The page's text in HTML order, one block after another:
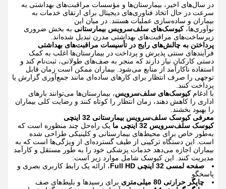
در سال‌های اخیر، بیمارستان‌ها و مؤسسات مراقبت‌های بهداشتی به
سرعت در حال اتخاذ فناوری‌های دیجیتال برای ارتقای خدمات به
بیماران و ساده‌سازی عملیات هستند. در میان این
نوآوری‌ها،کیوسک‌های سلف‌سرویس بیمارستانی به بخش ضروری
زیرساخت‌های مراقبت‌های بهداشتی مدرن تبدیل شده‌اند.
پرداختن به چالش‌های رایج در تأسیسات مراقبت‌های بهداشتی
فرآیندهای سنتی پذیرش و پرداخت در بیمارستان‌ها اغلب به کمک
دستی کارکنان نیاز دارند که منجر به صف‌های طولانی، ثبت‌نام کند و
استفاده ناکارآمد از منابع می‌شود. بیماران ممکن است زمان قابل
توجهی را صرف انتظار برای کارهای ساده‌ای مانند جمع‌آوری گزارش یا
پرداخت کنند.
با ادغامکیوسک‌های سلف‌سرویس، بیمارستان‌ها می‌توانند بارهای
اداری را کاهش دهند، زمان انتظار را کوتاه کنند و رضایت کلی بیماران
را بهبود بخشند.
معرفی کیوسک سلف‌سرویس بیمارستانی 32 اینچی
کیوسک سلف‌سرویس 32 اینچی ما
یک راه‌حل چند منظوره است که
به‌طور خاص برای محیط‌های بیمارستانی و کلینیکی طراحی شده
است. این دستگاه ترکیبی از طیف گسترده‌ای از ویژگی‌ها است که به
بیماران اجازه می‌دهد خدمات پزشکی خود را به طور مستقل و کارآمد
مدیریت کنند.
این کیوسک شامل موارد زیر است:
صفحه لمسی 32 اینچی Full HD
، ارائه یک رابط کاربری بصری و
پاسخگو
چاپگر حرارتی 80 میلی‌متری
برای رسیدها و بلیط‌های صف